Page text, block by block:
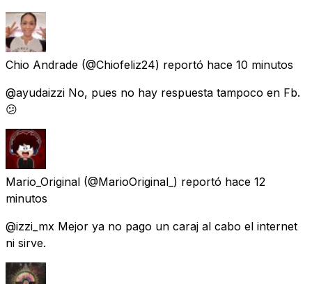
Chio Andrade (@Chiofeliz24) reportó hace 10 minutos
@ayudaizzi No, pues no hay respuesta tampoco en Fb.
😕
Mario_Original (@MarioOriginal_) reportó hace 12
minutos
@izzi_mx Mejor ya no pago un caraj al cabo el internet
ni sirve.